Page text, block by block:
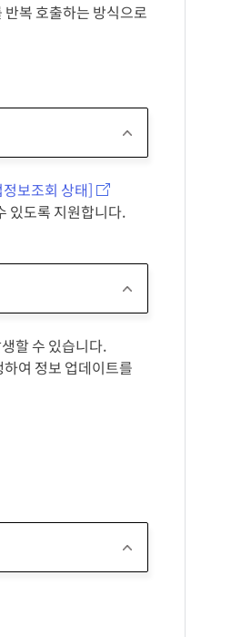
복 호출하는 방식으로
보조회 상태]
있도록 지원합니다.
할 수 있습니다.
여 정보 업데이트를